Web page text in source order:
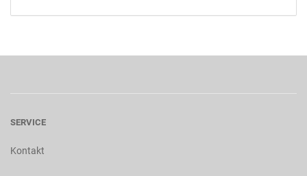
SERVICE
Kontakt